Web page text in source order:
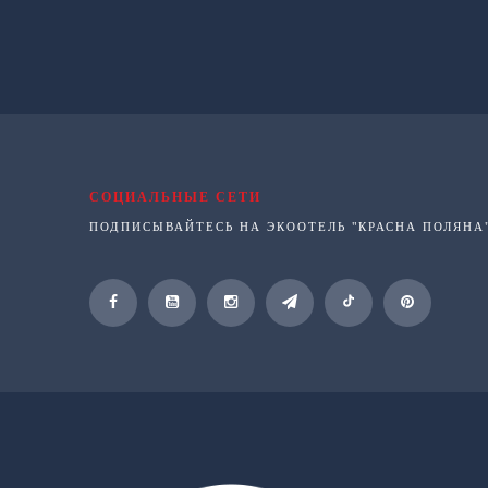
СОЦИАЛЬНЫЕ СЕТИ
ПОДПИСЫВАЙТЕСЬ НА ЭКООТЕЛЬ "КРАСНА